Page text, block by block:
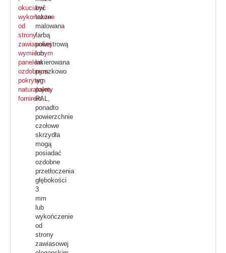
być
także
malowana
farbą
poliestrową
lub
lakierowana
proszkowo
wg
palety
RAL,
ponadto
powierzchnie
czołowe
skrzydła
mogą
posiadać
ozdobne
przetłoczenia
głębokości
3
mm
lub
wykończenie
od
strony
zawiasowej